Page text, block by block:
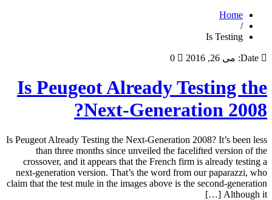
Home
/
Is Testing
Date: می 26, 2016 0
Is Peugeot Already Testing the
Next-Generation 2008?
Is Peugeot Already Testing the Next-Generation 2008? It’s been less
than three months since unveiled the facelifted version of the
crossover, and it appears that the French firm is already testing a
next-generation version. That’s the word from our paparazzi, who
claim that the test mule in the images above is the second-generation
Although it […]